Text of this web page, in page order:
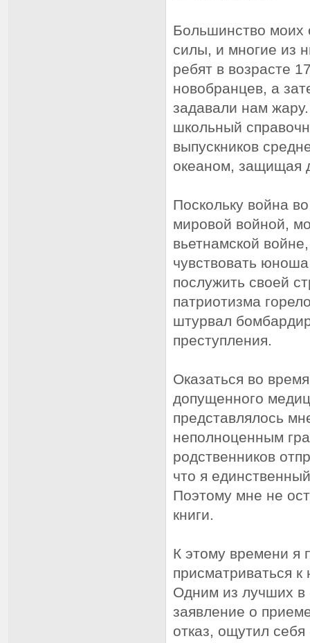
Большинство моих
силы, и многие из
ребят в возрасте
новобранцев, а
задавали нам
школьный
выпускников
океаном, защищая
Поскольку война
мировой войной,
вьетнамской
чувствовать
послужить своей
патриотизма
штурвал
преступления.
Оказаться во
допущенного
представлялось
неполноценным
родственников
что я
Поэтому мне не
книги.
К этому времени я
присматриваться
Одним из лучших в
заявление о
отказ, ощутил